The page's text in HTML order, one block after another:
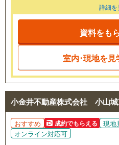
詳細を
資料をも
室内･現地を見
小金井不動産株式会社 小山
おすすめ 成約でもらえる
現地
オンライン対応可